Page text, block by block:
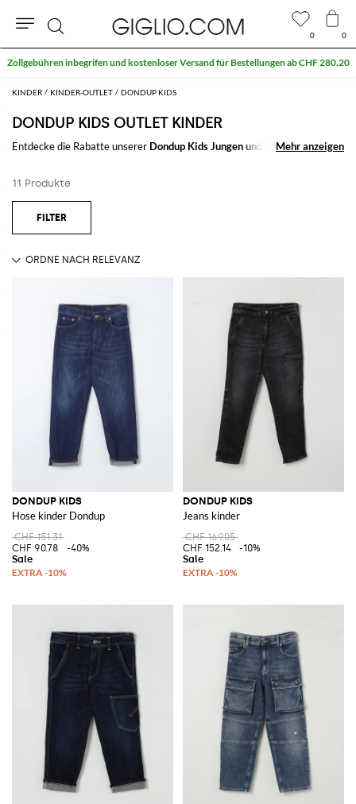
KINDER KINDER-OUTLET DONDUP KIDS
DONDUP KIDS OUTLET KINDER
Entdecke die Rabatte unserer Dondup Kids Jungen und Mädchen Outlet
Nutze die Sales unserer
GIGLIO.COM
Mehr anzeigen
Mehr anzeigen
11 Produkte
DONDUP KIDS
Hose kinder Dondup
CHF 151.31
CHF 90.78
-40%
DONDUP KIDS
Jeans kinder
CHF 169.05
CHF 152.14
-10%
0 0
Suche
Zollgebühren inbegrifen und kostenloser Versand für Bestellungen ab CHF 280.20